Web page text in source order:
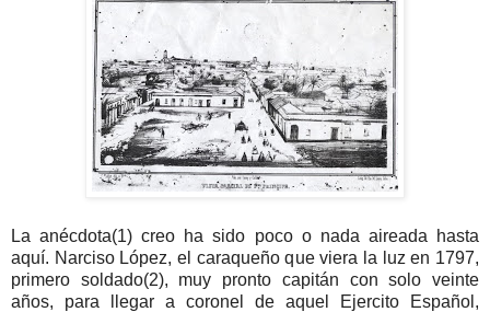
La anécdota(1) creo ha sido poco o nada aireada hasta
aquí. Narciso López, el caraqueño que viera la luz en 1797,
primero soldado(2), muy pronto capitán con solo veinte
años, para llegar a coronel de aquel Ejercito Español,